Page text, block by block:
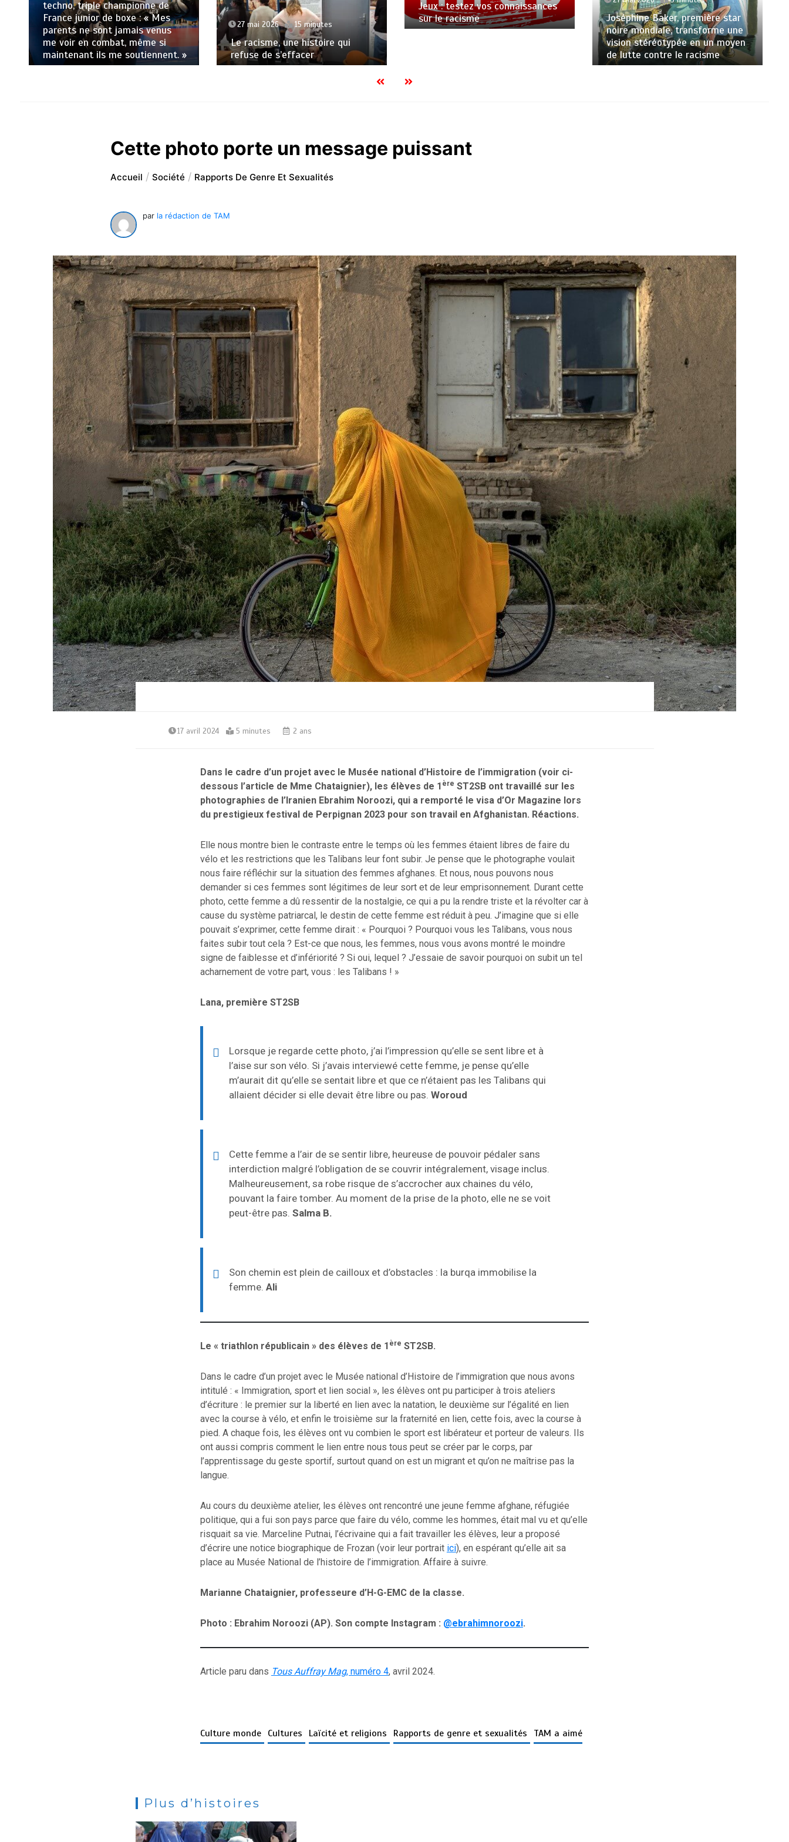
techno, triple championne de
France junior de boxe : « Mes
parents ne sont jamais venus
me voir en combat, même si
maintenant ils me soutiennent. »
27 mai 2026 15 minutes
Le racisme, une histoire qui
refuse de s’effacer
Jeux : testez vos connaissances
sur le racisme
Joséphine Baker, première star
noire mondiale, transforme une
vision stéréotypée en un moyen
de lutte contre le racisme
Cette photo porte un message puissant
Accueil Société Rapports De Genre Et Sexualités
par la rédaction de TAM
17 avril 2024 5 minutes 2 ans
Dans le cadre d’un projet avec le Musée national d’Histoire de l’immigration (voir ci-
dessous l’article de Mme Chataignier), les élèves de 1 ère ST2SB ont travaillé sur les
photographies de l’Iranien Ebrahim Noroozi, qui a remporté le visa d’Or Magazine lors
du prestigieux festival de Perpignan 2023 pour son travail en Afghanistan. Réactions.
Elle nous montre bien le contraste entre le temps où les femmes étaient libres de faire du
vélo et les restrictions que les Talibans leur font subir. Je pense que le photographe voulait
nous faire réfléchir sur la situation des femmes afghanes. Et nous, nous pouvons nous
demander si ces femmes sont légitimes de leur sort et de leur emprisonnement. Durant cette
photo, cette femme a dû ressentir de la nostalgie, ce qui a pu la rendre triste et la révolter car à
cause du système patriarcal, le destin de cette femme est réduit à peu. J’imagine que si elle
pouvait s’exprimer, cette femme dirait : « Pourquoi ? Pourquoi vous les Talibans, vous nous
faites subir tout cela ? Est-ce que nous, les femmes, nous vous avons montré le moindre
signe de faiblesse et d’infériorité ? Si oui, lequel ? J’essaie de savoir pourquoi on subit un tel
acharnement de votre part, vous : les Talibans ! »
Lana, première ST2SB
Lorsque je regarde cette photo, j’ai l’impression qu’elle se sent libre et à
l’aise sur son vélo. Si j’avais interviewé cette femme, je pense qu’elle
m’aurait dit qu’elle se sentait libre et que ce n’étaient pas les Talibans qui
allaient décider si elle devait être libre ou pas. Woroud
Cette femme a l’air de se sentir libre, heureuse de pouvoir pédaler sans
interdiction malgré l’obligation de se couvrir intégralement, visage inclus.
Malheureusement, sa robe risque de s’accrocher aux chaines du vélo,
pouvant la faire tomber. Au moment de la prise de la photo, elle ne se voit
peut-être pas. Salma B.
Son chemin est plein de cailloux et d’obstacles : la burqa immobilise la
femme. Ali
Le « triathlon républicain » des élèves de 1 ère ST2SB.
Dans le cadre d’un projet avec le Musée national d’Histoire de l’immigration que nous avons
intitulé : « Immigration, sport et lien social », les élèves ont pu participer à trois ateliers
d’écriture : le premier sur la liberté en lien avec la natation, le deuxième sur l’égalité en lien
avec la course à vélo, et enfin le troisième sur la fraternité en lien, cette fois, avec la course à
pied. A chaque fois, les élèves ont vu combien le sport est libérateur et porteur de valeurs. Ils
ont aussi compris comment le lien entre nous tous peut se créer par le corps, par
l’apprentissage du geste sportif, surtout quand on est un migrant et qu’on ne maîtrise pas la
langue.
Au cours du deuxième atelier, les élèves ont rencontré une jeune femme afghane, réfugiée
politique, qui a fui son pays parce que faire du vélo, comme les hommes, était mal vu et qu’elle
risquait sa vie. Marceline Putnai, l’écrivaine qui a fait travailler les élèves, leur a proposé
d’écrire une notice biographique de Frozan (voir leur portrait ici), en espérant qu’elle ait sa
place au Musée National de l’histoire de l’immigration. Affaire à suivre.
Marianne Chataignier, professeure d’H-G-EMC de la classe.
Photo : Ebrahim Noroozi (AP). Son compte Instagram : @ebrahimnoroozi.
Article paru dans Tous Auffray Mag, numéro 4, avril 2024.
Culture monde Cultures Laïcité et religions Rapports de genre et sexualités TAM a aimé
Plus d’histoires